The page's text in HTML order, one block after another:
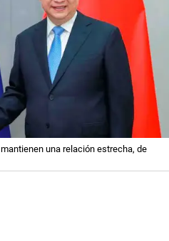
una relación estrecha, de